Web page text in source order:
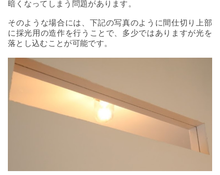
暗くなってしまう問題があります。
そのような場合には、下記の写真のように間仕切り上部
に採光用の造作を行うことで、多少ではありますが光を
落とし込むことが可能です。